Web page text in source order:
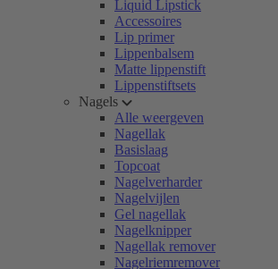
Liquid Lipstick
Accessoires
Lip primer
Lippenbalsem
Matte lippenstift
Lippenstiftsets
Nagels
Alle weergeven
Nagellak
Basislaag
Topcoat
Nagelverharder
Nagelvijlen
Gel nagellak
Nagelknipper
Nagellak remover
Nagelriemremover